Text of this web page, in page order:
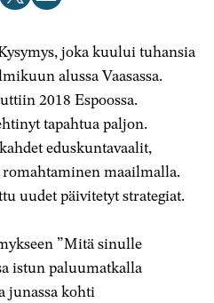
artikkeliartikkeli
joka kuului tuhansia
alussa Vaasassa.
2018 Espoossa.
tapahtua paljon.
eduskuntavaalit,
maailmalla.
uudet päivitetyt strategiat.
”Mitä sinulle
istun paluumatkalla
junassa kohti